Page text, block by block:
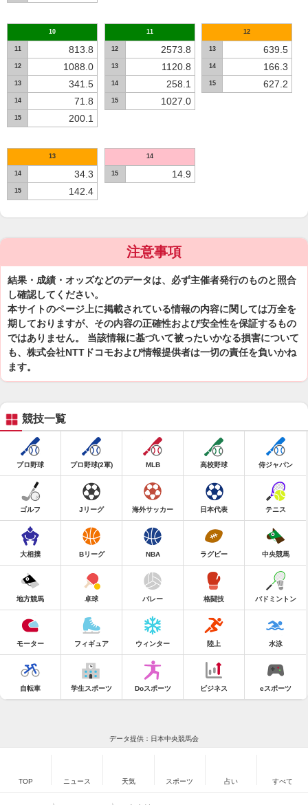
10
11 813.8
12 1088.0
13 341.5
14 71.8
15 200.1
11
12 2573.8
13 1120.8
14 258.1
15 1027.0
12
13 639.5
14 166.3
15 627.2
13
14 34.3
15 142.4
14
15 14.9
注意事項
結果・成績・オッズなどのデータは、必ず主催者発行のものと照合
し確認してください。
本サイトのページ上に掲載されている情報の内容に関しては万全を
期しておりますが、その内容の正確性および安全性を保証するもの
ではありません。 当該情報に基づいて被ったいかなる損害について
も、株式会社NTTドコモおよび情報提供者は一切の責任を負いかね
ます。
競技一覧
プロ野球 プロ野球(2軍) MLB 高校野球 侍ジャパン
ゴルフ Jリーグ 海外サッカー 日本代表 テニス
大相撲 Bリーグ NBA ラグビー 中央競馬
地方競馬 卓球 バレー 格闘技 バドミントン
モーター フィギュア ウィンター 陸上 水泳
自転車 学生スポーツ Doスポーツ ビジネス eスポーツ
データ提供：日本中央競馬会
TOP ニュース 天気 スポーツ 占い すべて